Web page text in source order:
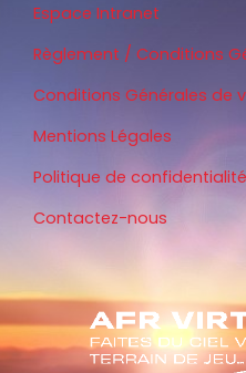
Espace Intranet
Règlement / Conditions
Conditions Générales de
Mentions Légales
Politique de confidentialité
Contactez-nous